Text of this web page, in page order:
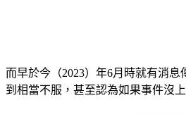
而早於今（2023）年6月時就有消
到相當不服，甚至認為如果事件沒